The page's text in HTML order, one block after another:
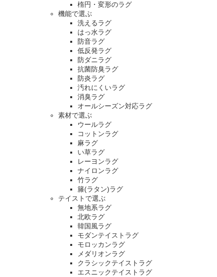
楕円・変形のラグ
機能で選ぶ
洗えるラグ
はっ水ラグ
防音ラグ
低反発ラグ
防ダニラグ
抗菌防臭ラグ
防炎ラグ
汚れにくいラグ
消臭ラグ
オールシーズン対応ラグ
素材で選ぶ
ウールラグ
コットンラグ
麻ラグ
い草ラグ
レーヨンラグ
ナイロンラグ
竹ラグ
籐(ラタン)ラグ
テイストで選ぶ
無地系ラグ
北欧ラグ
韓国風ラグ
モダンテイストラグ
モロッカンラグ
メダリオンラグ
クラシックテイストラグ
エスニックテイストラグ